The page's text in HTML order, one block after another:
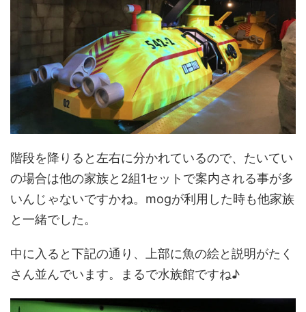
階段を降りると左右に分かれているので、たいてい
の場合は他の家族と2組1セットで案内される事が多
いんじゃないですかね。mogが利用した時も他家族
と一緒でした。
中に入ると下記の通り、上部に魚の絵と説明がたく
さん並んでいます。まるで水族館ですね♪